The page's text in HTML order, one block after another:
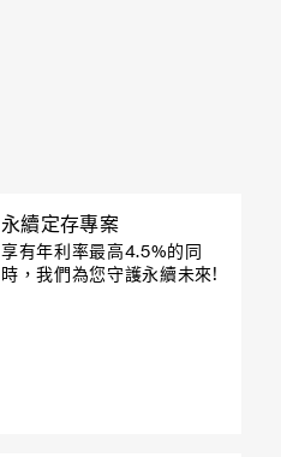
永續定存專案
享有年利率最高4.5%的同
時，我們為您守護永續未來!